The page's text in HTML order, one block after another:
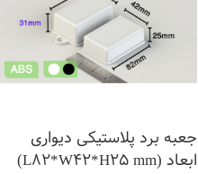
جعبه برد پلاستیکی دیواری
ابعاد (L82*W42*H25 mm)